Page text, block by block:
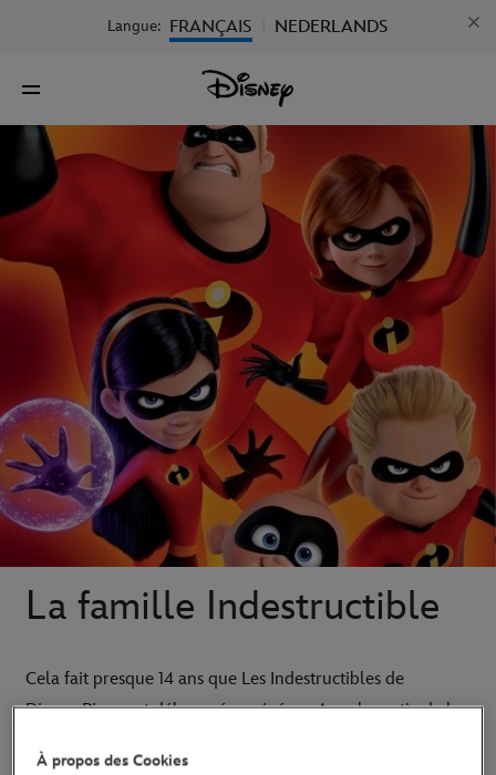
Langue: FRANÇAIS NEDERLANDS
La famille Indestructible
Cela fait presque 14 ans que Les Indestructibles de
Disney•Pixar ont débarqué au cinéma. Avec la sortie de la
À propos des Cookies